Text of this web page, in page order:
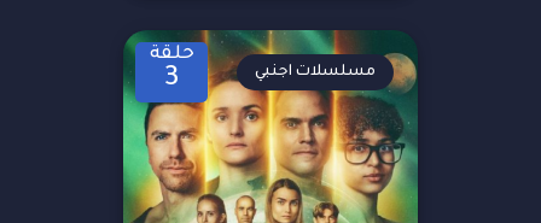
حلقة
3 مسلسلات اجنبي